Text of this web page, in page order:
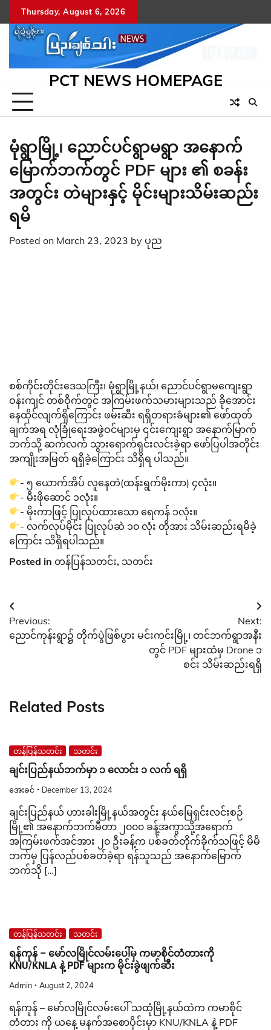
to
content
Thursday, August 6, 2026
PCT NEWS HOMEPAGE
မုံရွာမြို့၊ ညောင်ပင်ရွာမရွာ အနောက်
မြောက်ဘက်တွင် PDF များ ၏ စခန်း
အတွင်း တဲများနှင့် မိုင်းများသိမ်းဆည်း
ရမိ
Posted on March 23, 2023 by ပုည
စစ်ကိုင်းတိုင်းဒေသကြီး၊ မုံရွာမြို့နယ်၊ ညောင်ပင်ရွာမကျေးရွာ
ဝန်းကျင် တစ်ဝိုက်တွင် အကြမ်းဖက်သမားများသည် ခိုအောင်း
နေထိုင်လျက်ရှိကြောင်း ဖမ်းဆီး ရရှိတရားခံများ၏ ဖော်ထုတ်
ချက်အရ လုံခြုံရေးအဖွဲဝင်များမှ ၎င်းကျေးရွာ အနောက်မြာက်
ဘက်သို့ ဆက်လက် သွားရောက်ရှင်းလင်းခဲ့ရာ ဖော်ပြပါအတိုင်း
အကျိုးအမြတ် ရရှိခဲ့ကြောင်း သိရှိရ ပါသည်။
- ၅ ယောက်အိပ် လူနေတဲ(ထန်းရွက်မိုးကာ) ၄လုံး။
- မီးဖိုဆောင် ၁လုံး။
- မိုးကာဖြင့် ပြုလုပ်ထားသော ရေကန် ၁လုံး။
- လက်လုပ်မိုင်း ပြုလုပ်ဆဲ ၁၀ လုံး တိုအား သိမ်းဆည်းရမိခဲ့
ကြောင်း သိရှိရပါသည်။
Posted in တန်ပြန်သတင်း, သတင်း
Post
navigation
Previous:
ညောင်ကုန်းရွာ၌ တိုက်ပွဲဖြစ်ပွား
Next:
မင်းကင်းမြို့၊ တင်ဘက်ရွာအနီး
တွင် PDF များထံမှ Drone ၁
စင်း သိမ်းဆည်းရရှိ
Related Posts
တန်ပြန်သတင်း သတင်း
ချင်းပြည်နယ်ဘက်မှာ ၁ လောင်း ၁ လက် ရရှိ
အေးခင် December 13, 2024
ချင်းပြည်နယ် ဟားခါးမြို့နယ်အတွင်း နယ်မြေရှင်းလင်းစဉ်
မြို့၏ အနောက်ဘက်မီတာ ၂၀၀၀ ခန့်အကွာသို့အရောက်
အကြမ်းဖက်အင်အား ၂၀ ဦးခန့်က ပစ်ခတ်တိုက်ခိုက်သဖြင့် မိမိ
ဘက်မှ ပြန်လည်ပစ်ခတ်ခဲ့ရာ ရန်သူသည် အနောက်မြောက်
ဘက်သို […]
တန်ပြန်သတင်း သတင်း
ရန်ကုန် – မော်လမြိုင်လမ်းပေါ်မှ ကမာစိုင်တံတားကို
KNU/KNLA နဲ့ PDF များက မိုင်းခွဲဖျက်ဆီး
Admin August 2, 2024
ရန်ကုန် – မော်လမြိုင်လမ်းပေါ် သထုံမြို့နယ်ထဲက ကမာစိုင်
တံတား ကို ယနေ့ မနက်အစောပိုင်းမှာ KNU/KNLA နဲ့ PDF